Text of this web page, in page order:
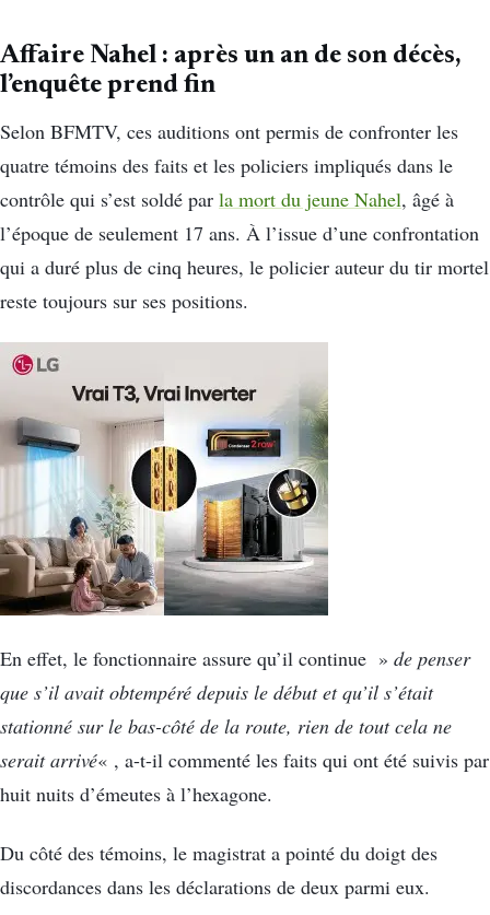
Affaire Nahel : après un an de son décès,
l’enquête prend fin
Selon BFMTV, ces auditions ont permis de confronter les
quatre témoins des faits et les policiers impliqués dans le
contrôle qui s’est soldé par la mort du jeune Nahel, âgé à
l’époque de seulement 17 ans. À l’issue d’une confrontation
qui a duré plus de cinq heures, le policier auteur du tir mortel
reste toujours sur ses positions.
En effet, le fonctionnaire assure qu’il continue » de penser
que s’il avait obtempéré depuis le début et qu’il s’était
stationné sur le bas-côté de la route, rien de tout cela ne
serait arrivé« , a-t-il commenté les faits qui ont été suivis par
huit nuits d’émeutes à l’hexagone.
Du côté des témoins, le magistrat a pointé du doigt des
discordances dans les déclarations de deux parmi eux.